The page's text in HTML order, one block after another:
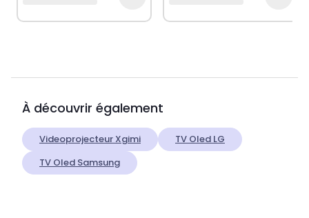
À découvrir également
Videoprojecteur Xgimi
TV Oled LG
TV Oled Samsung